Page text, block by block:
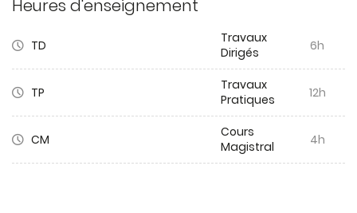
Heures d'enseignement
TD
Travaux
Dirigés
6h
TP
Travaux
Pratiques
12h
CM
Cours
Magistral
4h